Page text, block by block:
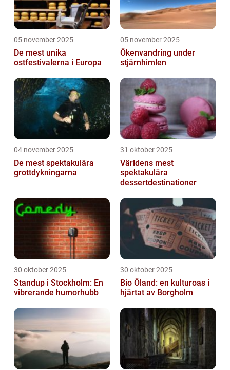
05 november 2025
De mest unika
ostfestivalerna i Europa
05 november 2025
Ökenvandring under
stjärnhimlen
04 november 2025
De mest spektakulära
grottdykningarna
31 oktober 2025
Världens mest
spektakulära
dessertdestinationer
30 oktober 2025
Standup i Stockholm: En
vibrerande humorhubb
30 oktober 2025
Bio Öland: en kulturoas i
hjärtat av Borgholm